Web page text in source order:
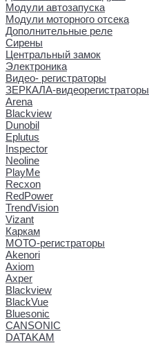
Модули автозапуска
Модули моторного отсека
Дополнительные реле
Сирены
Центральный замок
Электроника
Видео- регистраторы
ЗЕРКАЛА-видеорегистраторы
Arena
Blackview
Dunobil
Eplutus
Inspector
Neoline
PlayMe
Recxon
RedPower
TrendVision
Vizant
Каркам
МОТО-регистраторы
Akenori
Axiom
Axper
Blackview
BlackVue
Bluesonic
CANSONIC
DATAKAM